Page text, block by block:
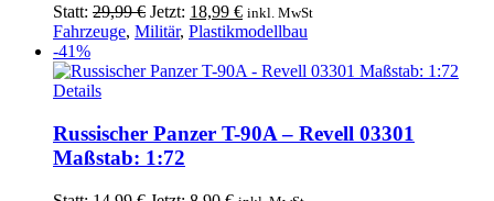
Statt: 29,99€ Ursprünglicher
Preis
29,99 €
Jetzt: 18,99 €Aktueller
Preis
18,99 €.
inkl. MwSt
Fahrzeuge, Militär, Plastikmodellbau
-41%
Details
Russischer Panzer T-90A – Revell 03301
Maßstab: 1:72